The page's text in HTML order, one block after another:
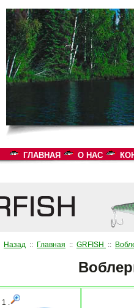
ГЛАВНАЯ О НАС
Назад :: Главная :: GRFISH ::
1 .